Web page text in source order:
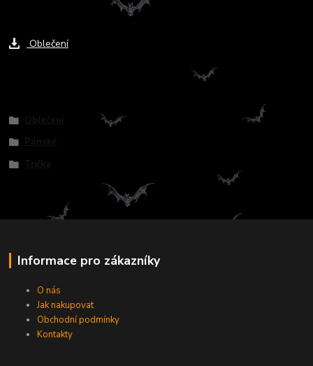
Oblečení
Informace pro zákazníky
O nás
Jak nakupovat
Obchodní podmínky
Kontakty